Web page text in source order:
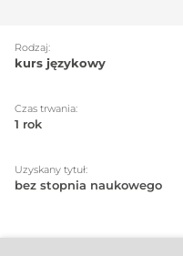
Rodzaj:
kurs językowy
Czas trwania:
1 rok
Uzyskany tytuł:
bez stopnia naukowego